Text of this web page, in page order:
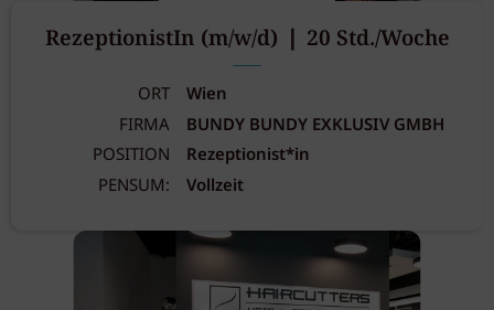
RezeptionistIn (m/w/d) ❘ 20 Std./Woche
ORT
Wien
FIRMA
BUNDY BUNDY EXKLUSIV GMBH
POSITION
Rezeptionist*in
PENSUM:
Vollzeit